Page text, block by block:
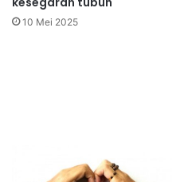
10 Mei 2025